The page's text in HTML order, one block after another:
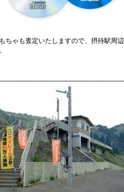
ちゃも査定いたしますので、摂待駅周辺